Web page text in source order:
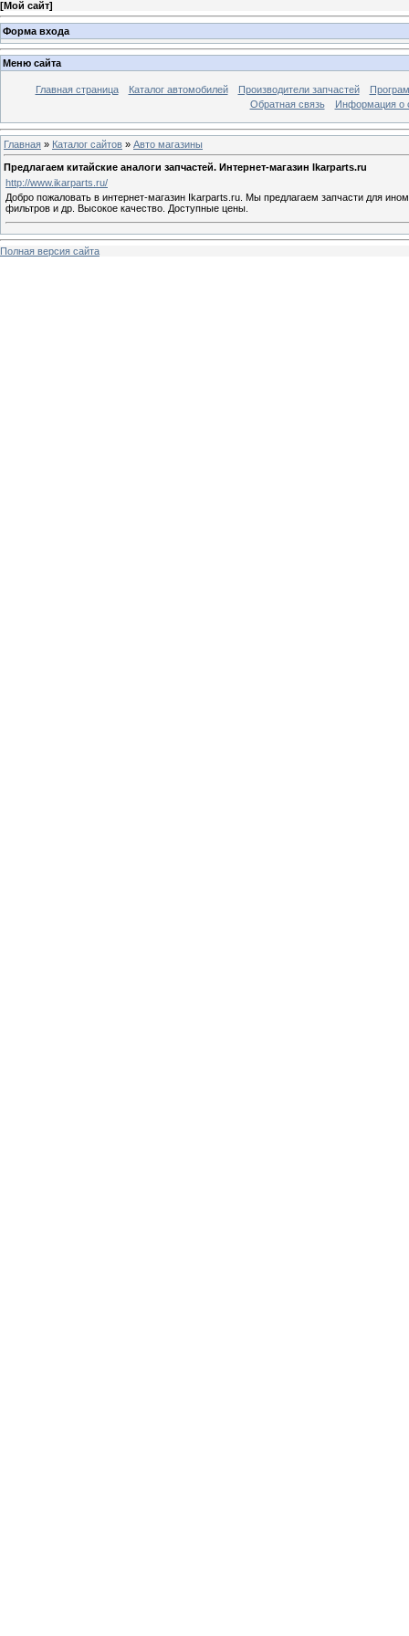
[Мой сайт]
Форма входа
Меню сайта
Главная страница Каталог автомобилей Производители запчастей
Обратная связь
Информация о
Главная » Каталог сайтов » Авто магазины
Предлагаем китайские аналоги запчастей. Интернет-магазин Ikarparts.ru
http://www.ikarparts.ru/
Добро пожаловать в интернет-магазин Ikarparts.ru. Мы предлагаем запчасти для
фильтров и др. Высокое качество. Доступные цены.
Полная версия сайта